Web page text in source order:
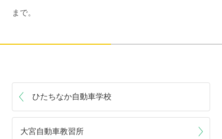
まで。
ひたちなか自動車学校
大宮自動車教習所